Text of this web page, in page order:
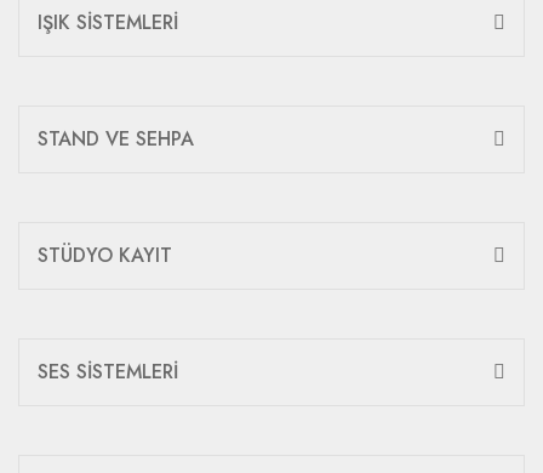
IŞIK SİSTEMLERİ
STAND VE SEHPA
STÜDYO KAYIT
SES SİSTEMLERİ